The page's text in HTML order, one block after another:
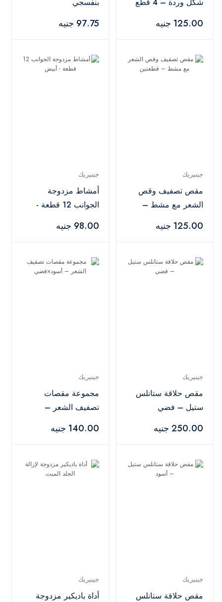
125.00 جنيه 97.75 جنيه
جينيريك
مقص تصفيف وقص
الشعر مع مشط –
125.00 جنيه
جينيريك
أمشاط مزدوجة
الجوانب 12 قطعة -
98.00 جنيه
جينيريك
مقص حلاقة ستانلس
ستيل – فضي
250.00 جنيه
جينيريك
مجموعة مقصات
تصفيف الشعر –
140.00 جنيه
جينيريك
مقص حلاقة ستانلس
جينيريك
أداة باديكير مزدوجة